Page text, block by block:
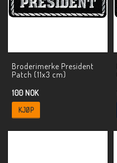
Broderimerke President
Patch (11x3 cm)
100 NOK
KJØP